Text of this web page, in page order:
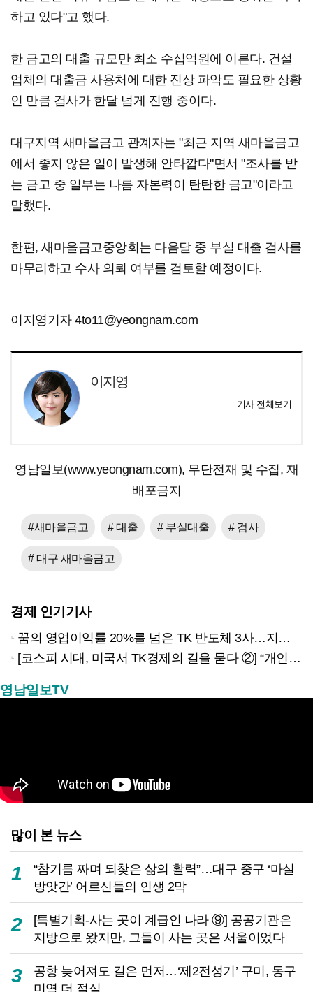
하고 있다"고 했다.
한 금고의 대출 규모만 최소 수십억원에 이른다. 건설
업체의 대출금 사용처에 대한 진상 파악도 필요한 상황
인 만큼 검사가 한달 넘게 진행 중이다.
대구지역 새마을금고 관계자는 "최근 지역 새마을금고
에서 좋지 않은 일이 발생해 안타깝다"면서 "조사를 받
는 금고 중 일부는 나름 자본력이 탄탄한 금고"이라고
말했다.
한편, 새마을금고중앙회는 다음달 중 부실 대출 검사를
마무리하고 수사 의뢰 여부를 검토할 예정이다.
이지영기자 4to11@yeongnam.com
이지영
기사 전체보기
영남일보(www.yeongnam.com), 무단전재 및 수집, 재
배포금지
#새마을금고 # 대출 # 부실대출 # 검사
# 대구 새마을금고
경제 인기기사
꿈의 영업이익률 20%를 넘은 TK 반도체 3사…지역 경제 생태계 바꾸나
[코스피 시대, 미국서 TK경제의 길을 묻다 ②] “개인재무 필수과목 지정했더니 신용점수 오르고 대출 연체율 33% 줄었다”
영남일보TV
많이 본 뉴스
1
“참기름 짜며 되찾은 삶의 활력”…대구 중구 ‘마실
방앗간’ 어르신들의 인생 2막
2
[특별기획-사는 곳이 계급인 나라 ⑨] 공공기관은
지방으로 왔지만, 그들이 사는 곳은 서울이었다
3
공항 늦어져도 길은 먼저…‘제2전성기’ 구미, 동구
미역 더 절실